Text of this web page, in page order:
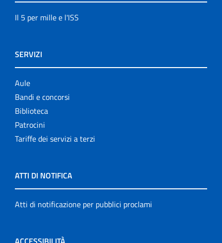
Il 5 per mille e l'ISS
SERVIZI
Aule
Bandi e concorsi
Biblioteca
Patrocini
Tariffe dei servizi a terzi
ATTI DI NOTIFICA
Atti di notificazione per pubblici proclami